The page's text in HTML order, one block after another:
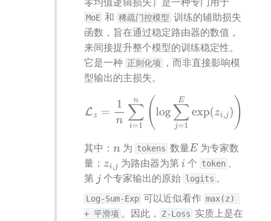
MoE 和 稀疏门控模型 训练的辅助损失
函数，旨在通过稳定路由器的数值，
来间接提升整个模型的训练稳定性。
它是一种 正则化项
，而非直接影响模
型输出的主损失。
1n ∑i=1 n(log ∑j=1E
其中： n 为 tokens 数量E 为专家数
量； zi,j 为路由器为第 i 个 token 、
第 j 个专家输出的原始 logits 。
Log-Sum-Exp 可以近似看作 max(z)
+ 平滑项 。因此， Z-Loss 实质上是在